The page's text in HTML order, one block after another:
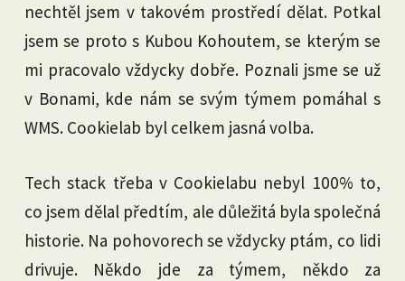
nechtěl jsem v takovém prostředí dělat. Potkal
jsem se proto s Kubou Kohoutem, se kterým se
mi pracovalo vždycky dobře. Poznali jsme se už
v Bonami, kde nám se svým týmem pomáhal s
WMS. Cookielab byl celkem jasná volba.
Tech stack třeba v Cookielabu nebyl 100% to,
co jsem dělal předtím, ale důležitá byla společná
historie. Na pohovorech se vždycky ptám, co lidi
drivuje. Někdo jde za týmem, někdo za